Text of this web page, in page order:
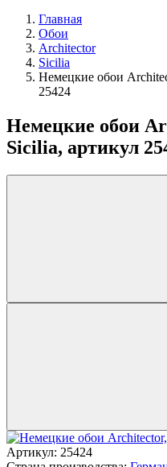
Главная
Обои
Architector
Sicilia
Немецкие обои
25424
Немецкие обои
Sicilia, артикул
Артикул: 25424